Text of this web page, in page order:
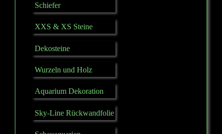
Schiefer
XXS & XS Steine
Dekosteine
Wurzeln und Holz
Aquarium Dekoration
Sky-Line Rückwandfolie